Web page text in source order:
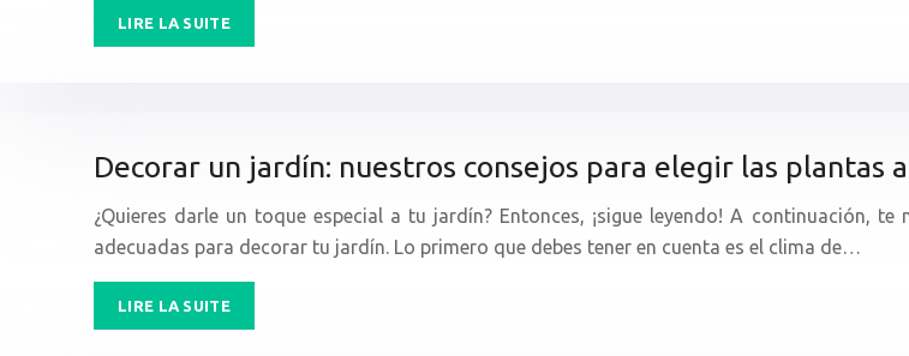
LIRE LA SUITE
Decorar un jardín: nuestros consejos para elegir las plantas
¿Quieres darle un toque especial a tu jardín? Entonces, ¡sigue leyendo! A continuación,
adecuadas para decorar tu jardín. Lo primero que debes tener en cuenta es el clima de…
LIRE LA SUITE